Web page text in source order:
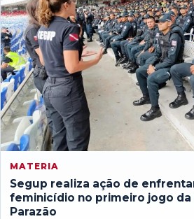
MATERIA
Segup realiza ação de
feminicídio no primeiro jogo da
Parazão